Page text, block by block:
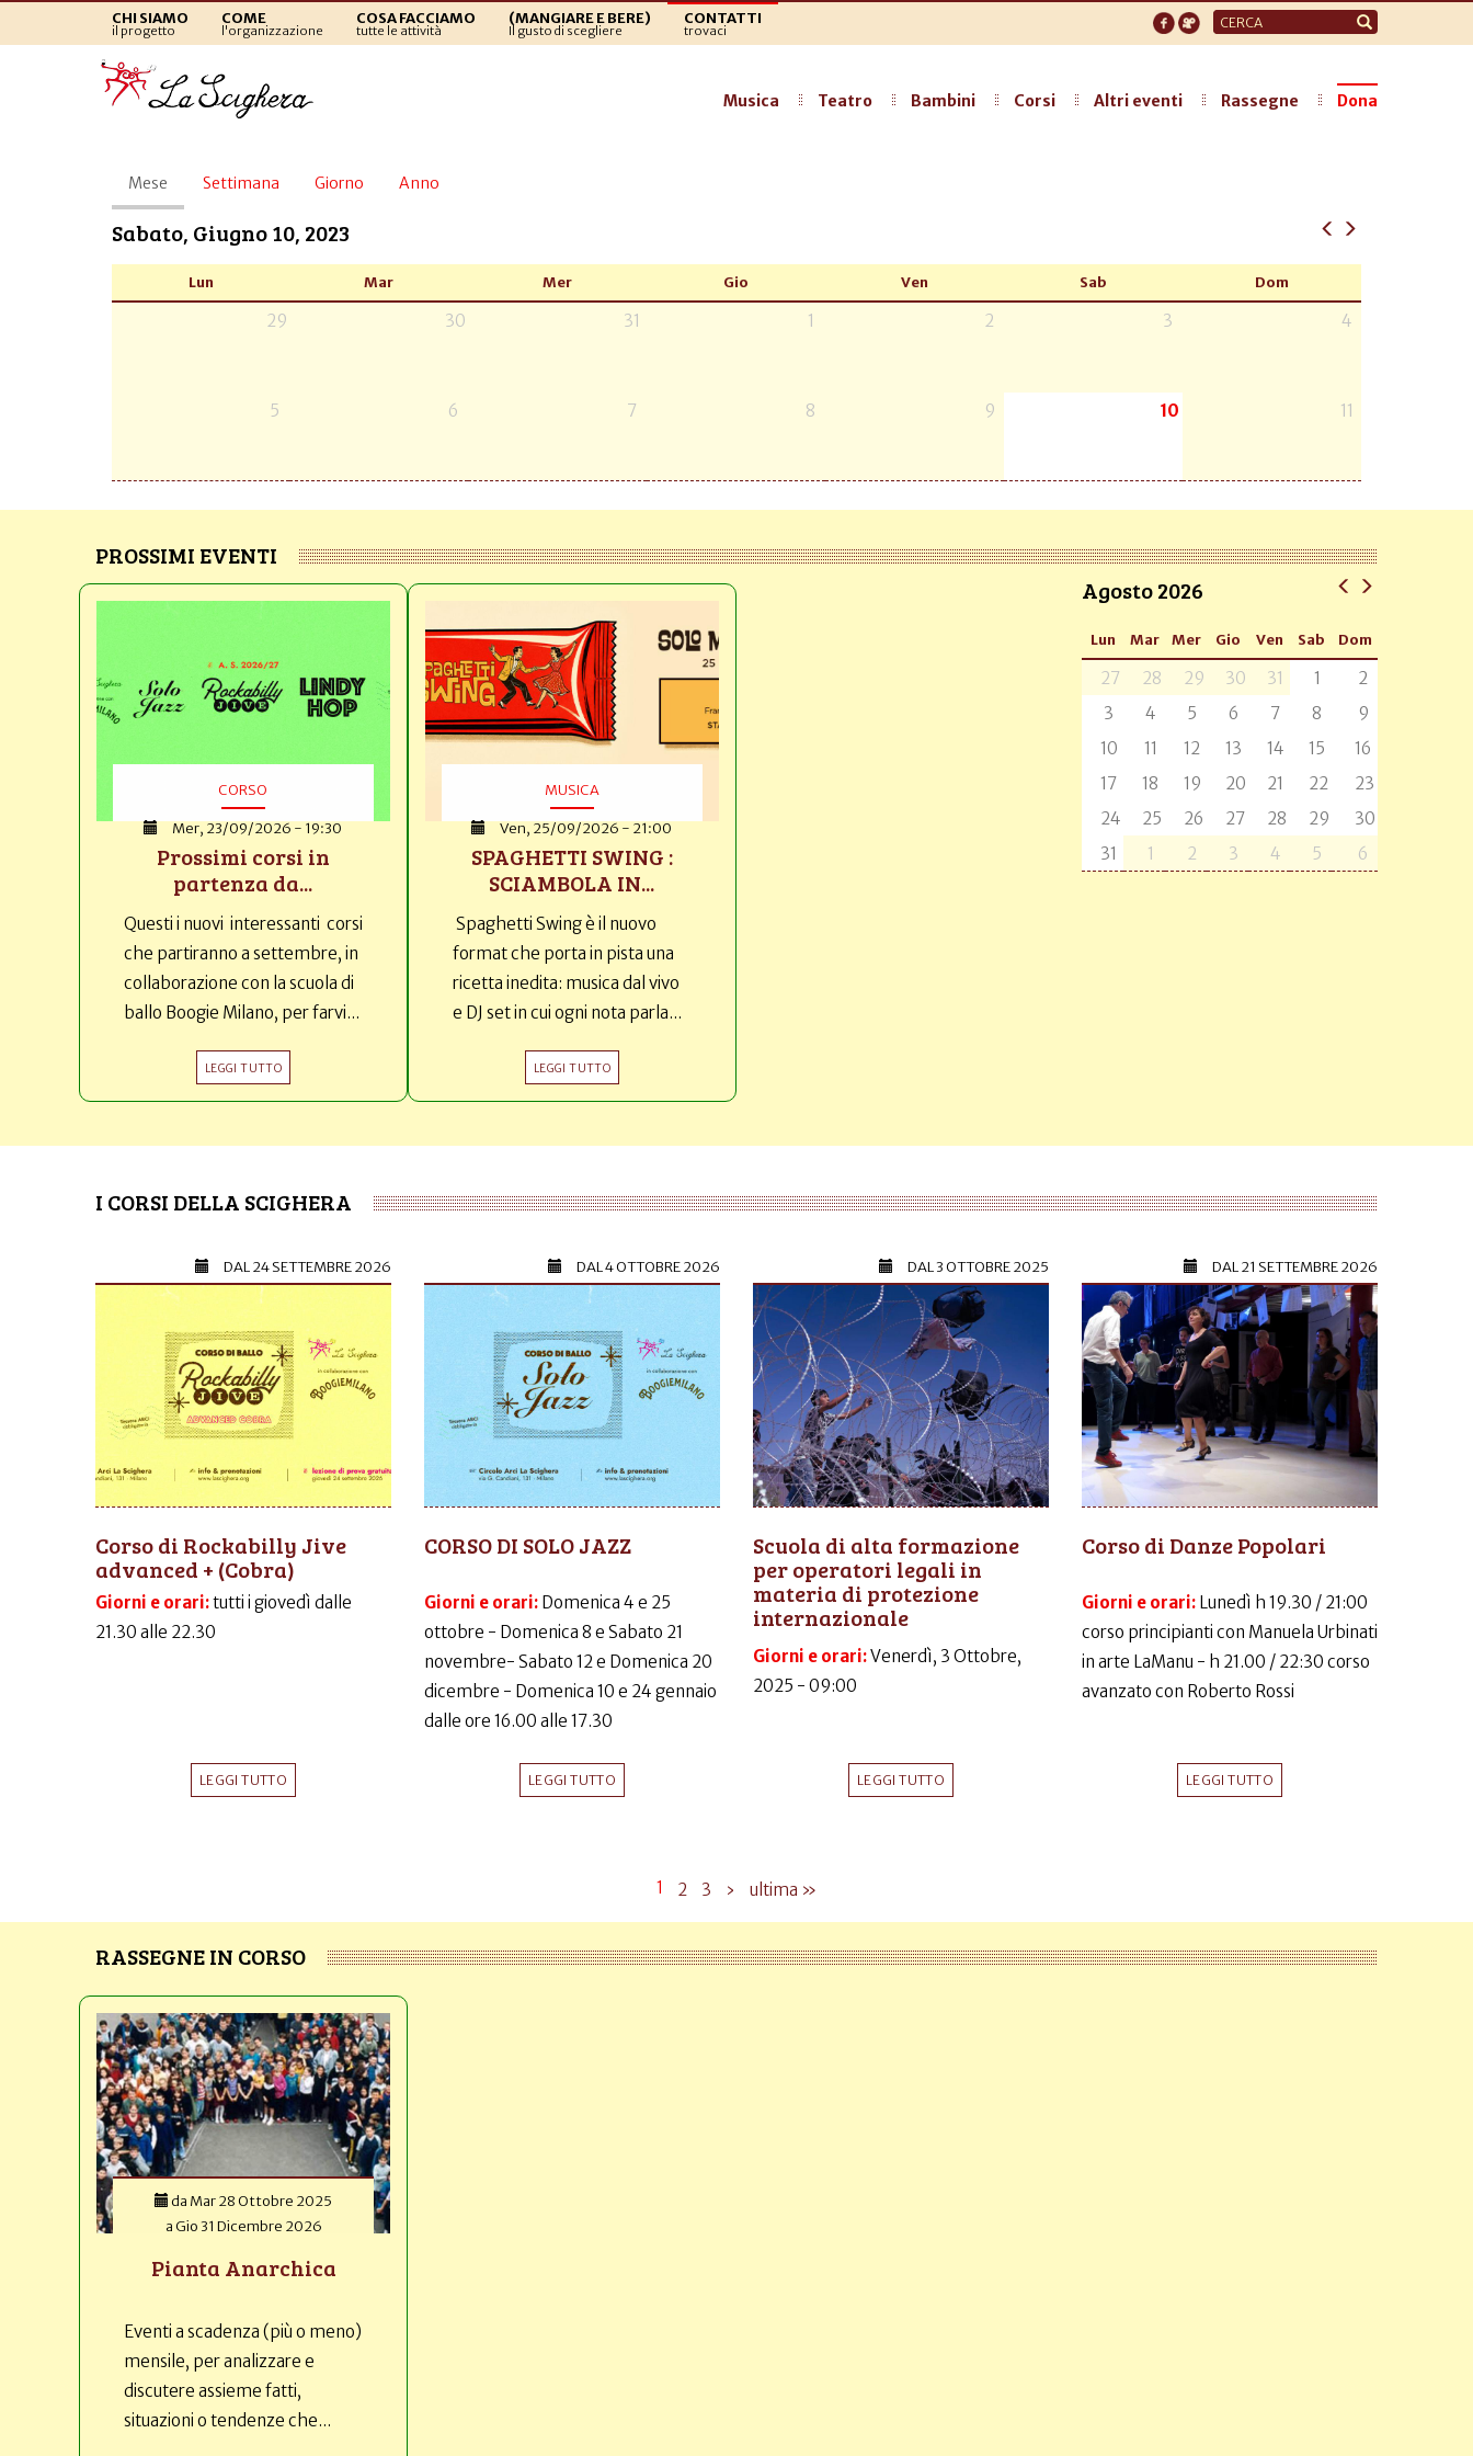
CHI SIAMO
il progetto
COME
l'organizzazione
COSA FACCIAMO
tutte le attività
(MANGIARE E BERE)
Il gusto di scegliere
CONTATTI
trovaci
Form
di
Musica Teatro Bambini Corsi Altri eventi Rassegne Dona
Schede
primarie
Mese (scheda
attiva)
Settimana Giorno Anno
Sabato, Giugno 10, 2023
Lun Mar Mer Gio Ven Sab Dom
29 30 31 1 2 3 4
5 6 7 8 9 10 11
PROSSIMI EVENTI
CORSO
Mer, 23/09/2026 - 19:30
Prossimi corsi in
partenza da...
Questi i nuovi interessanti corsi
che partiranno a settembre, in
collaborazione con la scuola di
ballo Boogie Milano, per farvi...
LEGGI TUTTO
MUSICA
Ven, 25/09/2026 - 21:00
SPAGHETTI SWING :
SCIAMBOLA IN...
Spaghetti Swing è il nuovo
format che porta in pista una
ricetta inedita: musica dal vivo
e DJ set in cui ogni nota parla...
LEGGI TUTTO
Agosto 2026
Lun Mar Mer Gio Ven Sab Dom
27 28 29 30 31 1
2
3
4 5 6 7 8
9
10
11 12 13 14 15
16
17
18 19 20 21 22
23
24
25 26 27 28 29
30
31
1 2 3 4 5 6
I CORSI DELLA SCIGHERA
DAL24 SETTEMBRE 2026
Corso di Rockabilly Jive
advanced + (Cobra)
Giorni e orari:tutti i giovedì dalle
21.30 alle 22.30
LEGGI TUTTO
DAL4 OTTOBRE 2026
CORSO DI SOLO JAZZ
Giorni e orari: Domenica 4 e 25
ottobre - Domenica 8 e Sabato 21
novembre- Sabato 12 e Domenica 20
dicembre - Domenica 10 e 24 gennaio
dalle ore 16.00 alle 17.30
LEGGI TUTTO
DAL3 OTTOBRE 2025
Scuola di alta formazione
per operatori legali in
materia di protezione
internazionale
Giorni e orari:Venerdì, 3 Ottobre,
2025 - 09:00
LEGGI TUTTO
DAL21 SETTEMBRE 2026
Corso di Danze Popolari
Giorni e orari: Lunedì h 19.30 / 21:00
corso principianti con Manuela Urbinati
in arte LaManu - h 21.00 / 22:30 corso
avanzato con Roberto Rossi
LEGGI TUTTO
1 2 3 › ultima »
RASSEGNE IN CORSO
da Mar 28 Ottobre 2025
aGio 31 Dicembre 2026
Pianta Anarchica
Eventi a scadenza (più o meno)
mensile, per analizzare e
discutere assieme fatti,
situazioni o tendenze che...